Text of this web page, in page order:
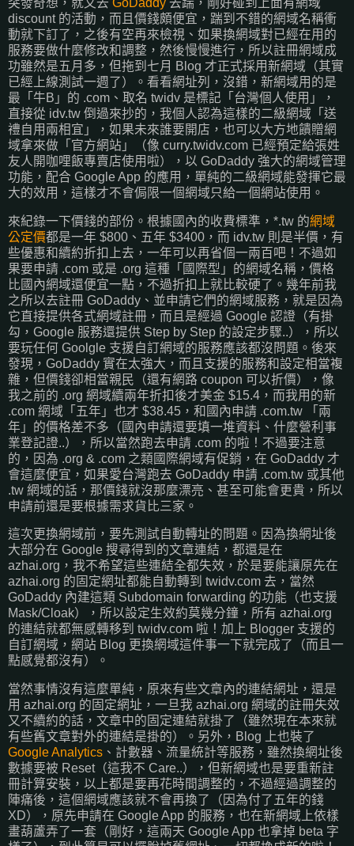
discount 的活動，而且價錢頗便宜，踹到不錯的網域名稱衝
動就下訂了，之後有空再來檢視、如果換網域對已經在用的
服務要做什麼修改和調整，然後慢慢進行，所以註冊網域成
功雖然是五月多，但拖到七月 Blog 才正式採用新網域（其實
已經上線測試一週了）。看看網址列，沒錯，新網域用的是
最「牛B」的 .com、取名 twidv 是標記「台灣個人使用」，
直接從 idv.tw 倒過來抄的，我個人認為這樣的二級網域「送
禮自用兩相宜」，如果未來誰要開店，也可以大方地饋贈網
域拿來做「官方網站」（像 curry.twidv.com 已經預定給張姓
友人開咖哩飯專賣店使用啦），以 GoDaddy 強大的網域管理
功能，配合 Google App 的應用，單純的二級網域能發揮它最
大的效用，這樣才不會侷限一個網域只給一個網站使用。
來紀錄一下價錢的部份。根據國內的收費標準，*.tw 的網域
公定價都是一年 $800、五年 $3400，而 idv.tw 則是半價，有
些優惠和續約折扣上去，一年可以再省個一兩百吧！不過如
果要申請 .com 或是 .org 這種「國際型」的網域名稱，價格
比國內網域還便宜一點，不過折扣上就比較硬了。幾年前我
之所以去註冊 GoDaddy、並申請它們的網域服務，就是因為
它直接提供各式網域註冊，而且是經過 Google 認證（有掛
勾，Google 服務還提供 Step by Step 的設定步驟..），所以
要玩任何 Goolgle 支援自訂網域的服務應該都沒問題。後來
發現，GoDaddy 實在太強大，而且支援的服務和設定相當複
雜，但價錢卻相當親民（還有網路 coupon 可以折價），像
我之前的 .org 網域續兩年折扣後才美金 $15.4，而我用的新
.com 網域「五年」也才 $38.45，和國內申請 .com.tw 「兩
年」的價格差不多（國內申請還要填一堆資料、什麼營利事
業登記證..），所以當然跑去申請 .com 的啦！不過要注意
的，因為 .org & .com 之類國際網域有促銷，在 GoDaddy 才
會這麼便宜，如果愛台灣跑去 GoDaddy 申請 .com.tw 或其他
.tw 網域的話，那價錢就沒那麼漂亮、甚至可能會更貴，所以
申請前還是要根據需求貨比三家。
這次更換網域前，要先測試自動轉址的問題。因為換網址後
大部分在 Google 搜尋得到的文章連結，都還是在
azhai.org，我不希望這些連結全都失效，於是要能讓原先在
azhai.org 的固定網址都能自動轉到 twidv.com 去，當然
GoDaddy 內建這類 Subdomain forwarding 的功能（也支援
Mask/Cloak），所以設定生效約莫幾分鐘，所有 azhai.org
的連結就都無感轉移到 twidv.com 啦！加上 Blogger 支援的
自訂網域，網站 Blog 更換網域這件事一下就完成了（而且一
點感覺都沒有）。
當然事情沒有這麼單純，原來有些文章內的連結網址，還是
用 azhai.org 的固定網址，一旦我 azhai.org 網域的註冊失效
又不續約的話，文章中的固定連結就掛了（雖然現在本來就
有些舊文章對外的連結是掛的）。另外，Blog 上也裝了
Google Analytics 、計數器、流量統計等服務，雖然換網址後
數據要被 Reset（這我不 Care..），但新網域也是要重新註
冊計算安裝，以上都是要再花時間調整的，不過經過調整的
陣痛後，這個網域應該就不會再換了（因為付了五年的錢
XD），原先申請在 Google App 的服務，也在新網域上依樣
畫葫蘆弄了一套（剛好，這兩天 Google App 也拿掉 beta 字